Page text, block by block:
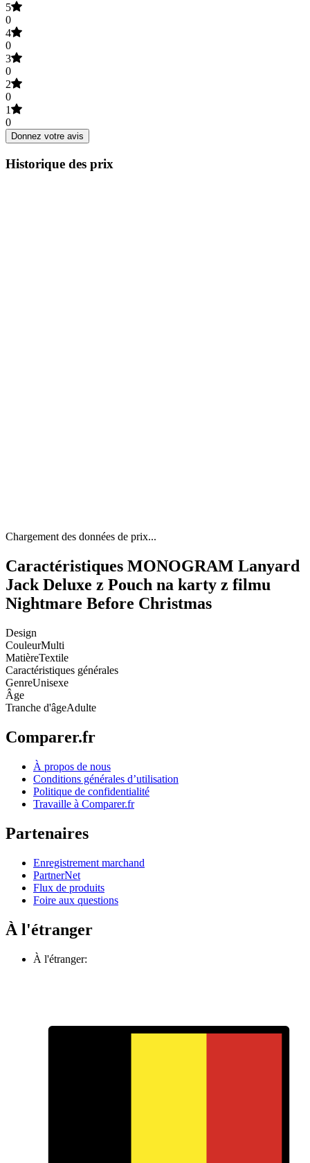
5
0
4
0
3
0
2
0
1
0
Donnez votre avis
Historique des prix
Chargement des données de prix...
Caractéristiques MONOGRAM Lanyard
Jack Deluxe z Pouch na karty z filmu
Nightmare Before Christmas
Design
CouleurMulti
MatièreTextile
Caractéristiques générales
GenreUnisexe
Âge
Tranche d'âgeAdulte
Comparer.fr
À propos de nous
Conditions générales d’utilisation
Politique de confidentialité
Travaille à Comparer.fr
Partenaires
Enregistrement marchand
PartnerNet
Flux de produits
Foire aux questions
À l'étranger
À l'étranger: